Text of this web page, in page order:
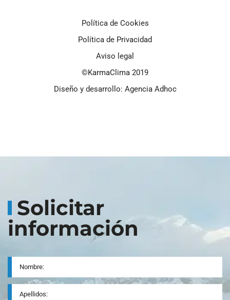
Solicitar
información
Nombre *
Apellidos
Política de Cookies
Política de Privacidad
Aviso legal
©KarmaClima 2019
Diseño y desarrollo: Agencia Adhoc